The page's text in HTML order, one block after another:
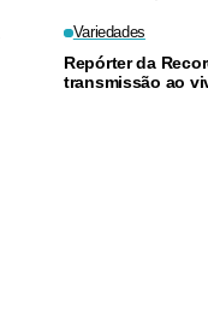
Variedades
Repórter da
transmissão ao